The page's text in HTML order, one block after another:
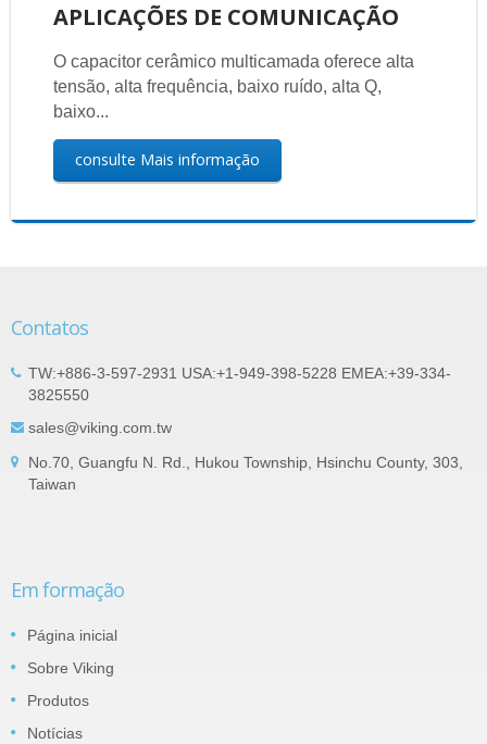
APLICAÇÕES DE COMUNICAÇÃO
O capacitor cerâmico multicamada oferece alta
tensão, alta frequência, baixo ruído, alta Q,
baixo...
consulte Mais informação
Contatos
TW:+886-3-597-2931 USA:+1-949-398-5228 EMEA:+39-334-
3825550
sales@viking.com.tw
No.70, Guangfu N. Rd., Hukou Township, Hsinchu County, 303,
Taiwan
Em formação
Página inicial
Sobre Viking
Produtos
Notícias